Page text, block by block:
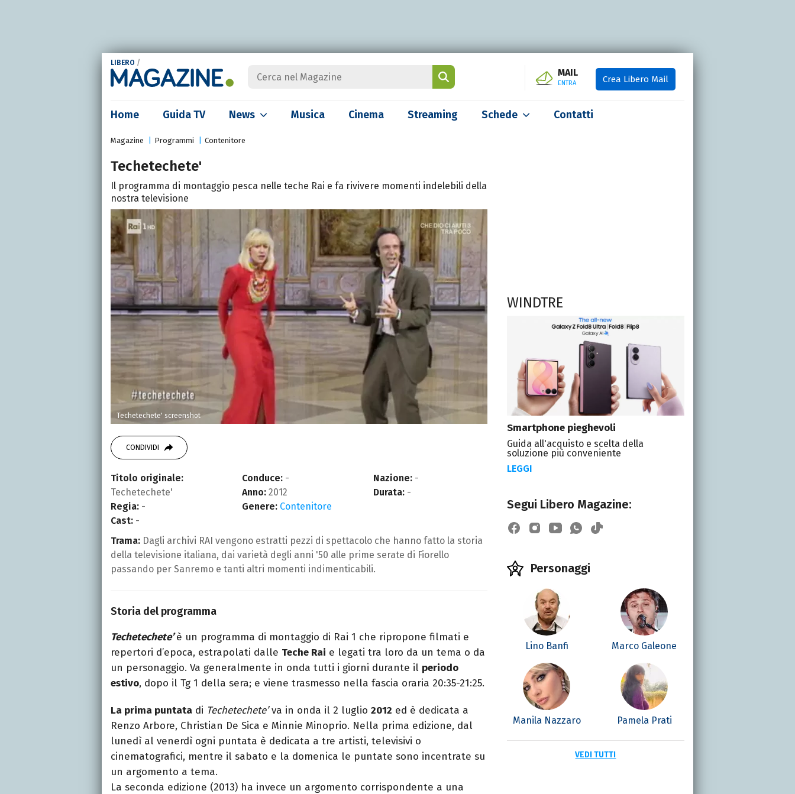
LIBERO /
MAIL
ENTRA Crea Libero Mail
Home Guida TV News Musica Cinema Streaming Schede Contatti
Magazine Programmi Contenitore
Techetechete'
Il programma di montaggio pesca nelle teche Rai e fa rivivere momenti indelebili della
nostra televisione
Techetechete' screenshot
CONDIVIDI
Titolo originale:
Techetechete'
Regia: -
Cast: -
Conduce: -
Anno: 2012
Genere: Contenitore
Nazione: -
Durata: -
Trama: Dagli archivi RAI vengono estratti pezzi di spettacolo che hanno fatto la storia
della televisione italiana, dai varietà degli anni '50 alle prime serate di Fiorello
passando per Sanremo e tanti altri momenti indimenticabili.
Storia del programma
Techetechete’ è un programma di montaggio di Rai 1 che ripropone filmati e
repertori d’epoca, estrapolati dalle Teche Rai e legati tra loro da un tema o da
un personaggio. Va generalmente in onda tutti i giorni durante il periodo
estivo, dopo il Tg 1 della sera; e viene trasmesso nella fascia oraria 20:35-21:25.
La prima puntata di Techetechete’va in onda il 2 luglio 2012 ed è dedicata a
Renzo Arbore, Christian De Sica e Minnie Minoprio. Nella prima edizione, dal
lunedì al venerdì ogni puntata è dedicata a tre artisti, televisivi o
cinematografici, mentre il sabato e la domenica le puntate sono incentrate su
un argomento a tema.
La seconda edizione (2013) ha invece un argomento corrispondente a una
WINDTRE
Smartphone pieghevoli
Guida all'acquisto e scelta della
soluzione più conveniente
LEGGI
Segui Libero Magazine:
Personaggi
Lino Banfi Marco Galeone
Manila Nazzaro Pamela Prati
VEDI TUTTI